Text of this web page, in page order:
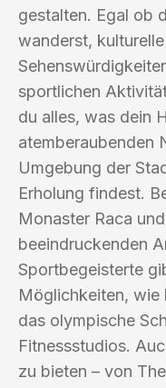
gestalten. Egal ob
wanderst,
sportlichen
du alles, was dein
atemberaubenden
Umgebung der
Erholung findest.
Monaster Raca
beeindruckenden
Sportbegeisterte
Möglichkeiten, wie
das olympische
Fitnessstudios.
zu bieten – von